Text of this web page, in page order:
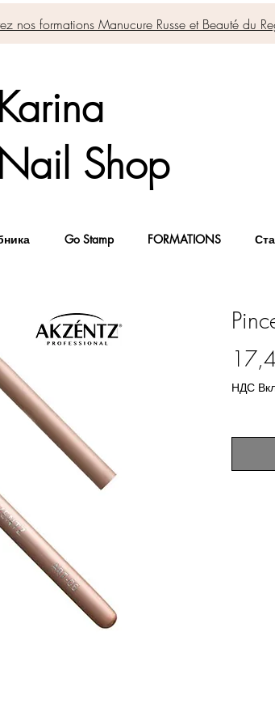
nos formations Manucure Russe et Beauté du
Karina
Nail Shop
Go Stamp FORMATIONS
НДС